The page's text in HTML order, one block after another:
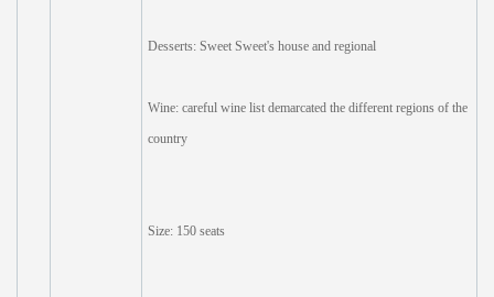
Desserts: Sweet Sweet's house and regional
Wine: careful wine list demarcated the different regions of the
country
Size: 150 seats